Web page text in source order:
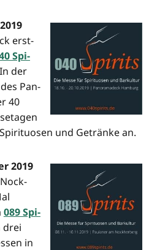
erst­
Spi­
der
Pan­
40
und Geträn­ke an.
2019
089 Spi­
drei
in